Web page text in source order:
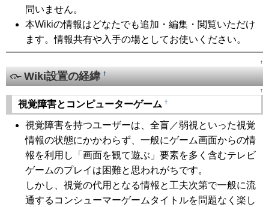
問いません。
本Wikiの情報はどなたでも追加・編集・閲覧いただけ
ます。情報共有や入手の場としてお使いください。
↑
Wiki設置の経緯†
↑
視覚障害とコンピューターゲーム †
視覚障害を持つユーザーは、全盲／弱視といった視覚
情報の状態にかかわらず、一般にゲーム画面からの情
報を利用し「画面を観て遊ぶ」要素を多く含むテレビ
ゲームのプレイは困難と思われがちです。
しかし、視覚の代用となる情報と工夫次第で一般に流
通するコンシューマーゲームタイトルを問題なく楽し